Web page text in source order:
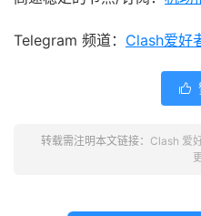
Telegram 频道： Clash爱好

转载需注明本文链接： Clash 爱